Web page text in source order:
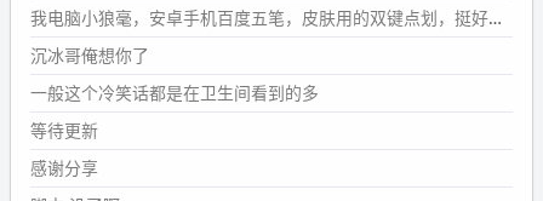
B%A8%E9%9B%86/
wdssmq
2024-09-23 20:58:40
#PubWord
条嘟？？？？
wdssmq
我电脑小狼毫，安卓手机百度五笔，皮肤用的双键点划，挺好的。
沉冰哥俺想你了
一般这个冷笑话都是在卫生间看到的多
等待更新
感谢分享